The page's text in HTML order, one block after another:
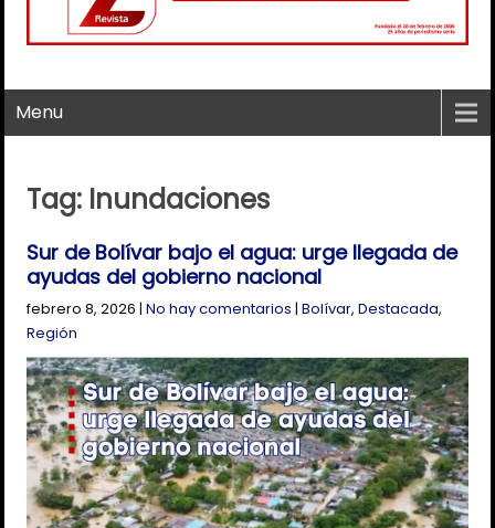
Menu
Tag: Inundaciones
Sur de Bolívar bajo el agua: urge llegada de
ayudas del gobierno nacional
febrero 8, 2026 |No hay comentarios |Bolívar,Destacada,
Región